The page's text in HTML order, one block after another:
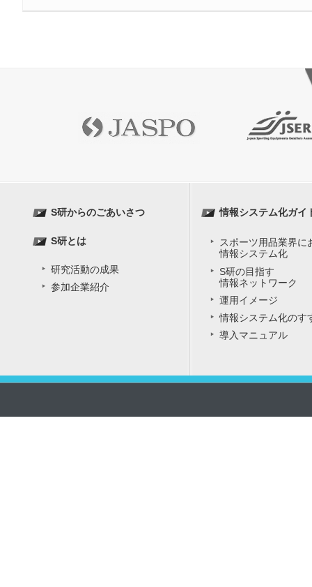
S研からのごあいさつ
S研とは
研究活動の成果
参加企業紹介
情報システム化ガイ
スポーツ用品業界に
情報システム化
S研の目指す
情報ネットワーク
運用イメージ
情報システム化のす
導入マニュアル